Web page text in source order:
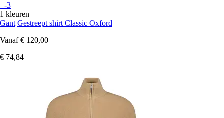
+-3
1 kleuren
Gant Gestreept shirt Classic Oxford
Vanaf € 120,00
€ 74,84